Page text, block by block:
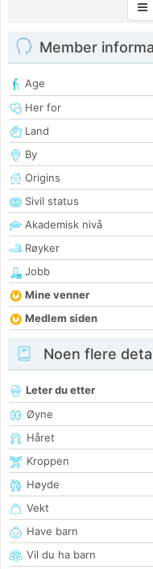
Member
Age
Her for
Land
By
Origins
Sivil status
Akademisk nivå
Røyker
Jobb
Mine venner
Medlem siden
Noen flere
Leter du etter
Øyne
Håret
Kroppen
Høyde
Vekt
Have barn
Vil du ha barn